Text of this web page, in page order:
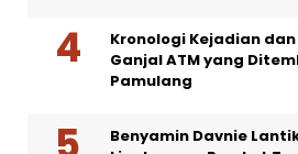
Kronologi Kejadian dan
Ganjal ATM yang
Pamulang
Benyamin Davnie